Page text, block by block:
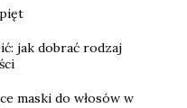
jak dobrać rodzaj
maski do włosów w